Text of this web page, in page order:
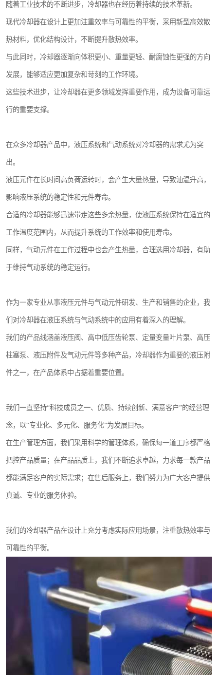
随着工业技术的不断进步，冷却器也在经历着持续的技术革新。
现代冷却器在设计上更加注重效率与可靠性的平衡，采用新型高效散
热材料，优化结构设计，不断提升散热效率。
与此同时，冷却器逐渐向体积更小、重量更轻、耐腐蚀性更强的方向
发展，能够适应更加复杂和苛刻的工作环境。
这些技术进步，让冷却器在更多领域发挥重要作用，成为设备可靠运
行的重要支撑。
在众多冷却器产品中，液压系统和气动系统对冷却器的需求尤为突
出。
液压元件在长时间高负荷运转时，会产生大量热量，导致油温升高，
影响液压系统的稳定性和元件寿命。
合适的冷却器能够迅速带走这些多余热量，使液压系统保持在适宜的
工作温度范围内，从而提升系统的工作效率和使用寿命。
同样，气动元件在工作过程中也会产生热量，合理选用冷却器，有助
于维持气动系统的稳定运行。
作为一家专业从事液压元件与气动元件研发、生产和销售的企业，我
们对冷却器在液压系统与气动系统中的应用有着深入的理解。
我们的产品线涵盖液压阀、高中低压齿轮泵、定量变量叶片泵、高压
柱塞泵、液压附件及气动元件等多种产品，冷却器作为重要的液压附
件之一，在产品体系中占据着重要位置。
我们一直坚持“科技成员之一、优质、持续创新、满意客户”的经营理
念，以“专业化、多元化、服务化”为发展目标。
在生产管理方面，我们采用科学的管理体系，确保每一道工序都严格
把控产品质量；在产品品质上，我们不断追求卓越，力求每一款产品
都能满足客户的实际需求；在售后服务上，我们努力为广大客户提供
真诚、专业的服务体验。
我们的冷却器产品在设计上充分考虑实际应用场景，注重散热效率与
可靠性的平衡。